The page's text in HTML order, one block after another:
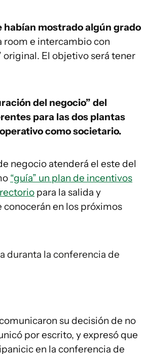
habían mostrado algún grado
room e intercambio con
original. El objetivo será tener
del negocio” del
para las dos plantas
como societario.
negocio atenderá el este del
“guía” un plan de incentivos
para la salida y
en los próximos
duranta la conferencia de
su decisión de no
por escrito, y expresó que
en la conferencia de